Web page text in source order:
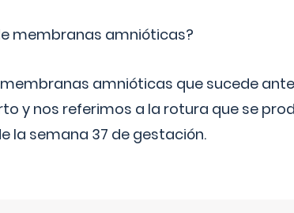
membranas amnióticas?
amnióticas que sucede
y nos referimos a la rotura que se
la semana 37 de gestación.